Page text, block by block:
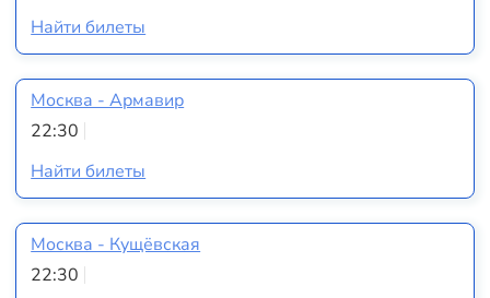
Найти билеты
Москва - Армавир
22:30
Найти билеты
Москва - Кущёвская
22:30